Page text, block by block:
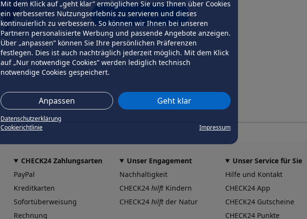
Mit dem Klick auf „geht klar” ermöglichen Sie uns Ihnen über Cookies
ein verbessertes Nutzungserlebnis zu servieren und dieses
kontinuierlich zu verbessern. So können wir Ihnen bei unseren
Partnern personalisierte Werbung und passende Angebote anzeigen.
Über „anpassen” können Sie Ihre persönlichen Präferenzen
festlegen. Dies ist auch nachträglich jederzeit möglich. Mit dem Klick
auf „Nur notwendige Cookies” werden lediglich technisch
notwendige Cookies gespeichert.
Anpassen Geht klar
Datenschutzerklärung
Cookierichtlinie
Impressum
erneut versuchen
CHECK24 Zahlungsarten
PayPal
Kreditkarten
Sofortüberweisung
Rechnung
Unser Engagement
Nachhaltigkeit
CHECK24 hilft Kindern
CHECK24 hilft der Natur
Unser Service für Sie
Hilfe und Kontakt
CHECK24 App
CHECK24 Gutscheine
CHECK24 Punkte